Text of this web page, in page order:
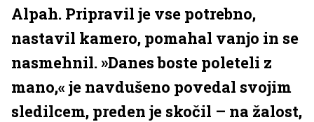
Alpah. Pripravil je vse potrebno,
nastavil kamero, pomahal vanjo in se
nasmehnil. »Danes boste poleteli z
mano,« je navdušeno povedal svojim
sledilcem, preden je skočil – na žalost,